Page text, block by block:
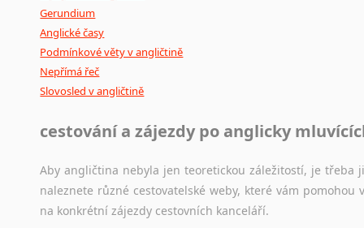
Gerundium
Anglické časy
Podmínkové věty v angličtině
Nepřímá řeč
Slovosled v angličtině
cestování a zájezdy po anglicky
Aby angličtina nebyla jen teoretickou záležitostí, je
naleznete různé cestovatelské weby, které vám
na konkrétní zájezdy cestovních kanceláří.